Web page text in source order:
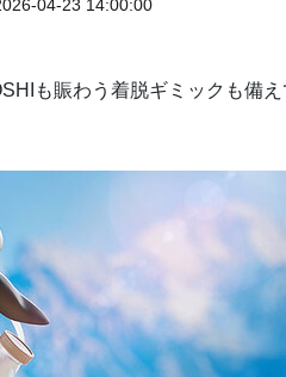
04-23 14:00:00
も賑わう着脱ギミックも備